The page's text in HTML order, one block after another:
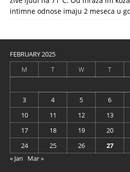
intimne odnose imaju 2 meseca u
FEBRUARY 2025
M
T W T
3
4 5 6
10
11 12 13
17
18 19 20
24
25 26 27
« Jan
Mar »